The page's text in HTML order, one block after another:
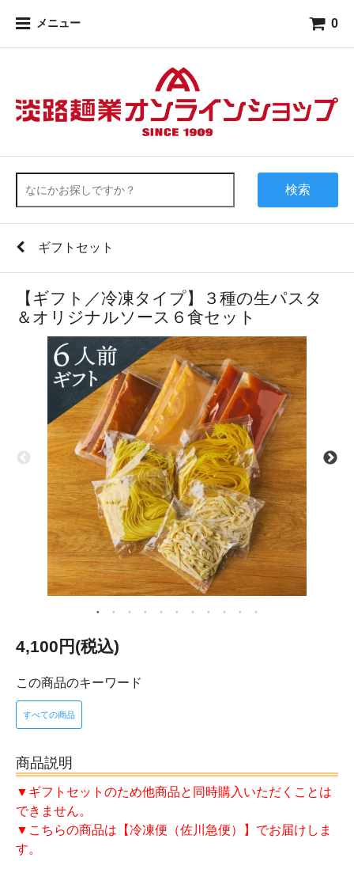
メニュー 0
検索
ギフトセット
【ギフト／冷凍タイプ】３種の生パスタ
＆オリジナルソース６食セット
4,100円(税込)
この商品のキーワード
すべての商品
商品説明
▼ギフトセットのため他商品と同時購入いただくことは
できません。
▼こちらの商品は【冷凍便（佐川急便）】でお届けしま
す。